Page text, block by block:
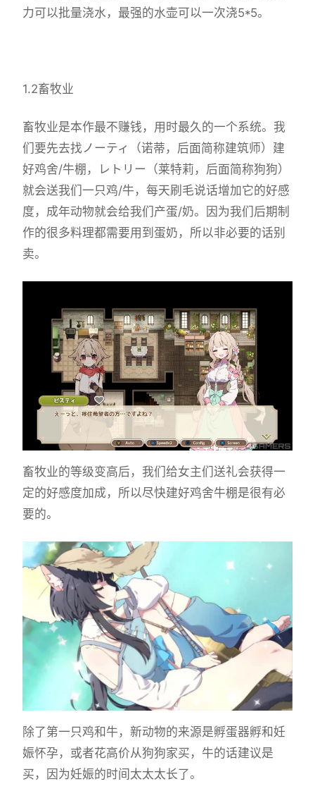
力可以批量浇水，最强的水壶可以一次浇5*5。
1.2畜牧业
畜牧业是本作最不赚钱，用时最久的一个系统。我
们要先去找ノーティ（诺蒂，后面简称建筑师）建
好鸡舍/牛棚，レトリー（莱特莉，后面简称狗狗）
就会送我们一只鸡/牛，每天刷毛说话增加它的好感
度，成年动物就会给我们产蛋/奶。因为我们后期制
作的很多料理都需要用到蛋奶，所以非必要的话别
卖。
畜牧业的等级变高后，我们给女主们送礼会获得一
定的好感度加成，所以尽快建好鸡舍牛棚是很有必
要的。
除了第一只鸡和牛，新动物的来源是孵蛋器孵和妊
娠怀孕，或者花高价从狗狗家买，牛的话建议是
买，因为妊娠的时间太太太长了。